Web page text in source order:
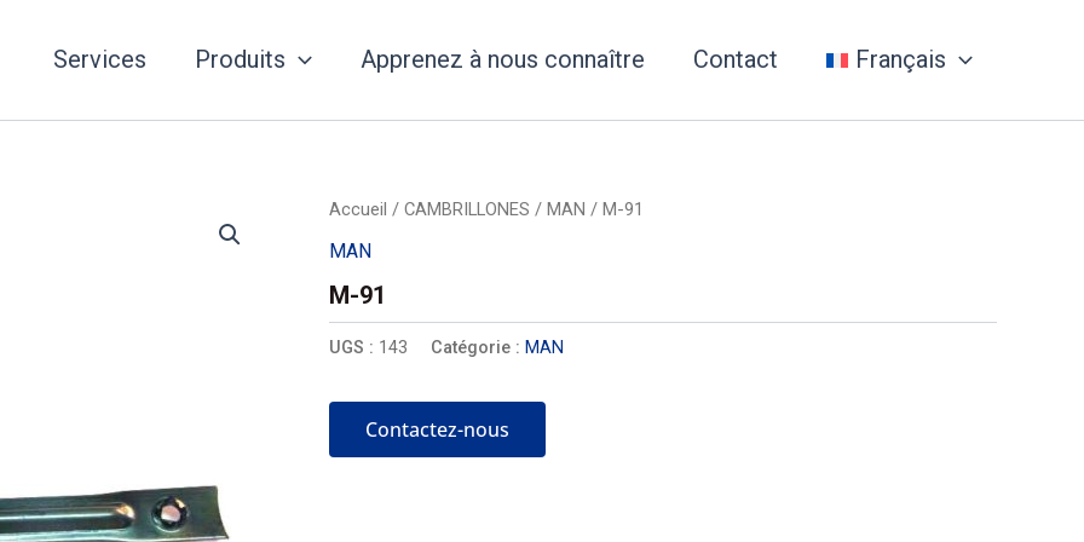
Services Produits Apprenez à nous connaître Contact Français
Accueil / CAMBRILLONES / MAN / M-91
MAN
M-91
UGS : 143 Catégorie : MAN
Contactez-nous